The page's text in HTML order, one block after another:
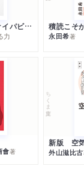
増補 ネガティヴ・ケイパビリティで生きる
力
積読こそ
永田希著
會著
ちくま文庫
新版 空
外山滋比古